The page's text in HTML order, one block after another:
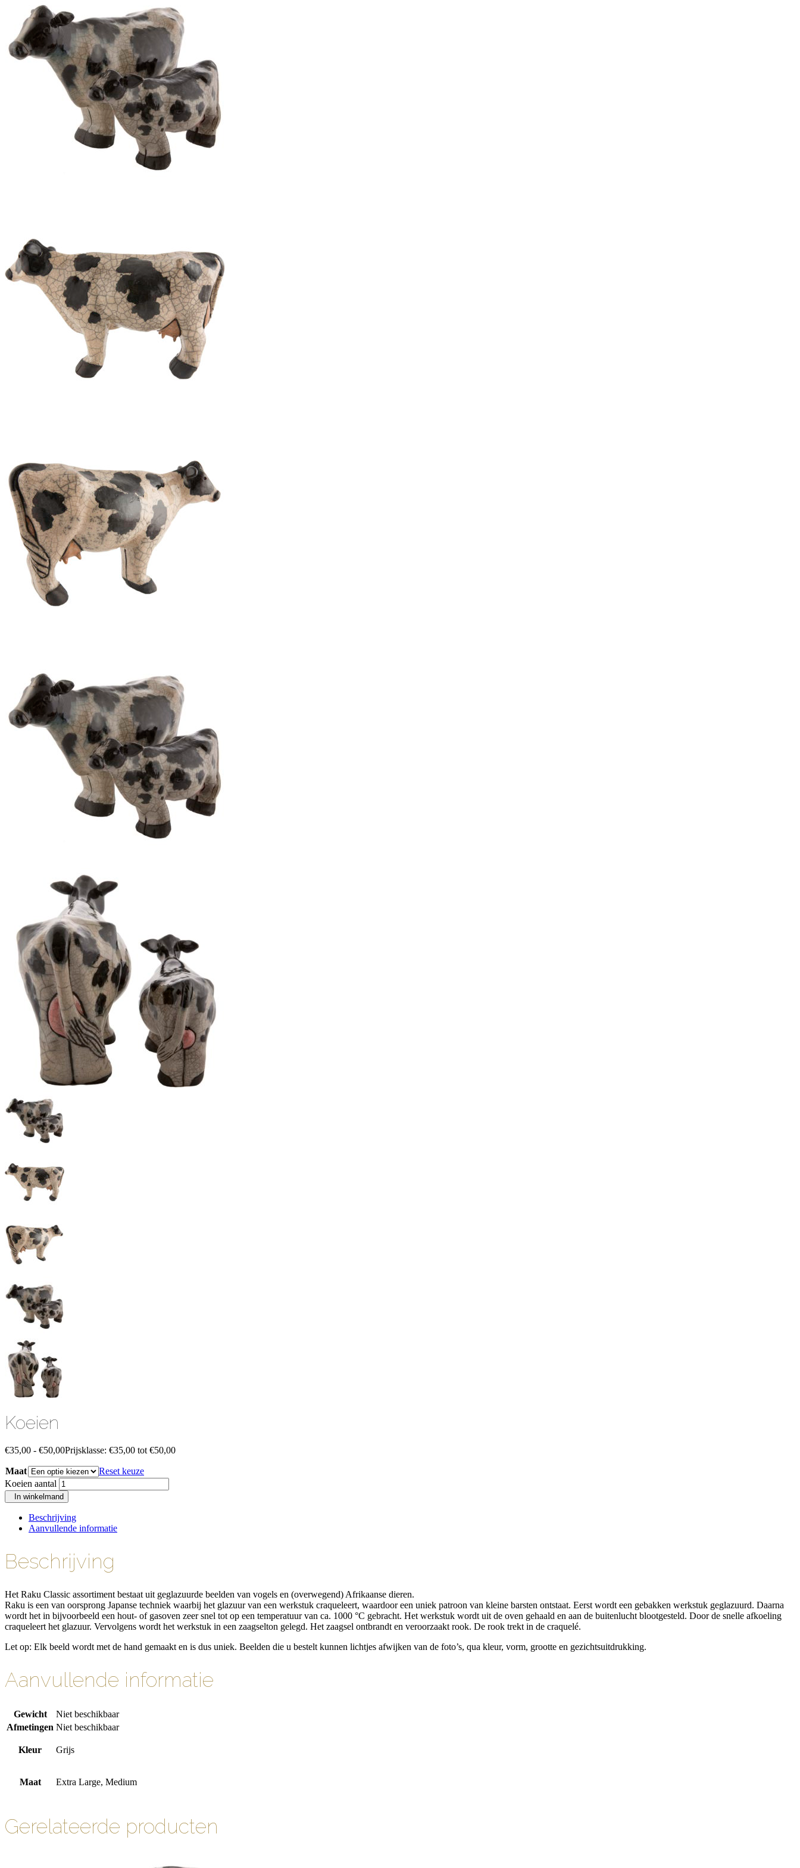
Koeien
€35,00 - €50,00Prijsklasse: €35,00 tot €50,00
Maat
Reset keuze
Koeien aantal
In winkelmand
Beschrijving
Aanvullende informatie
Beschrijving
Het Raku Classic assortiment bestaat uit geglazuurde beelden van vogels en (overwegend) Afrikaanse dieren.
Raku is een van oorsprong Japanse techniek waarbij het glazuur van een werkstuk craqueleert, waardoor een uniek patroon van kleine barsten ontstaat. Eerst wordt een gebakken werkstuk geglazuurd. Daarna
wordt het in bijvoorbeeld een hout- of gasoven zeer snel tot op een temperatuur van ca. 1000 °C gebracht. Het werkstuk wordt uit de oven gehaald en aan de buitenlucht blootgesteld. Door de snelle afkoeling
craqueleert het glazuur. Vervolgens wordt het werkstuk in een zaagselton gelegd. Het zaagsel ontbrandt en veroorzaakt rook. De rook trekt in de craquelé.
Let op: Elk beeld wordt met de hand gemaakt en is dus uniek. Beelden die u bestelt kunnen lichtjes afwijken van de foto’s, qua kleur, vorm, grootte en gezichtsuitdrukking.
Aanvullende informatie
Gewicht
Niet beschikbaar
Afmetingen Niet beschikbaar
Kleur Grijs
Maat Extra Large, Medium
Gerelateerde producten